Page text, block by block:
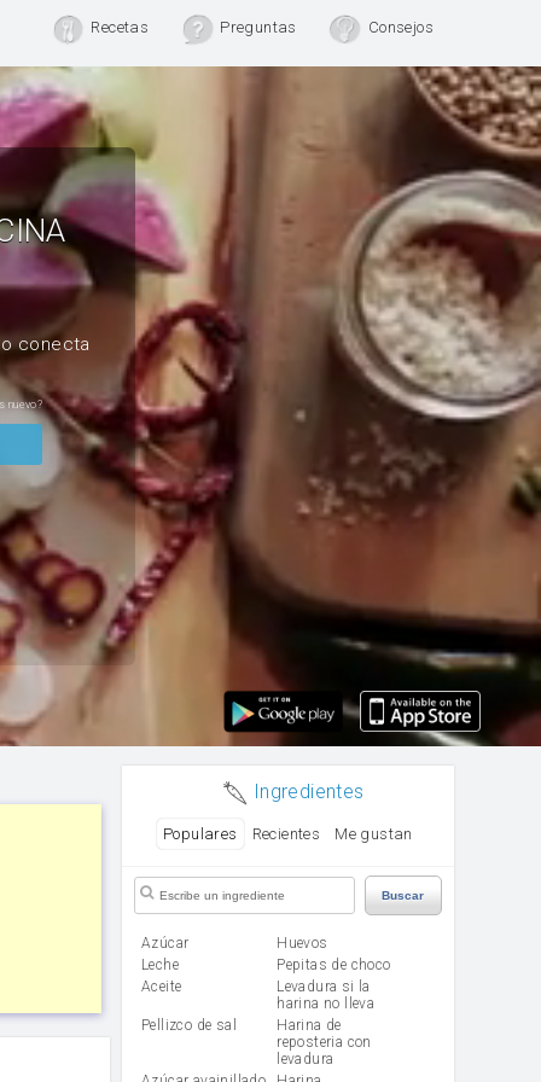
Recetas Preguntas Consejos
conecta
nuevo?
Ingredientes
Populares Recientes Me gustan
Buscar
Azúcar
huevos
leche
Pepitas de choco
aceite
Levadura si la
harina no lleva
Pellizco de sal
Harina de
reposteria con
levadura